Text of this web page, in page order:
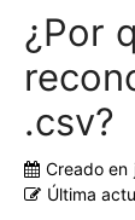
¿Por
.csv?
Creado en
Última